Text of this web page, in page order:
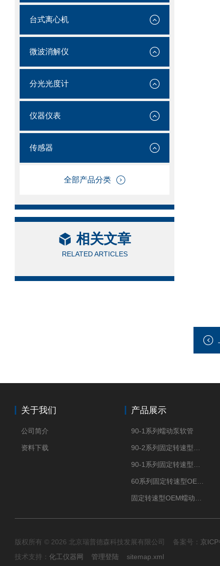
台式离心机
微波消解仪
分光光度计
仪器仪表
传感器
全部产品分类
相关文章
RELATED ARTICLES
关于我们
公司简介
资料下载
产品展示
90-1系列蠕动泵软管
版权所有 © 2026 北京瑞普德森科技发展有限公司 备案号： 京
技术支持： 化工仪器网 管理登陆 sitemap.xml